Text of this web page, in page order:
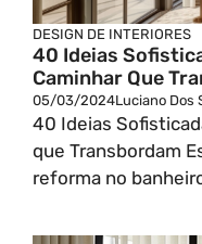
DESIGN DE INTERIORES
40 Ideias
Caminhar Que
05/03/2024Luciano Dos
40 Ideias
que Transbordam
reforma no